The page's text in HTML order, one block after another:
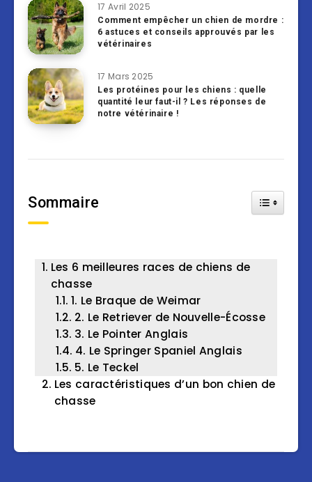
17 Avril 2025
Comment empêcher un chien de mordre :
6 astuces et conseils approuvés par les
vétérinaires
17 Mars 2025
Les protéines pour les chiens : quelle
quantité leur faut-il ? Les réponses de
notre vétérinaire !
Sommaire Toggle
Les 6 meilleures races de chiens de
chasse
1. Le Braque de Weimar
2. Le Retriever de Nouvelle-Écosse
3. Le Pointer Anglais
4. Le Springer Spaniel Anglais
5. Le Teckel
Les caractéristiques d’un bon chien de
chasse